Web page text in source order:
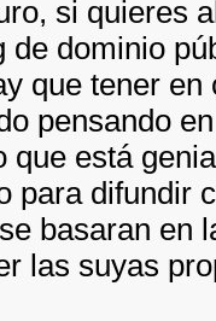
si quieres
de dominio
que tener en
pensando
que está
para difundir
basaran en
las suyas